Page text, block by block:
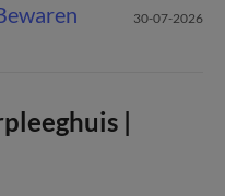
30-07-2026
|